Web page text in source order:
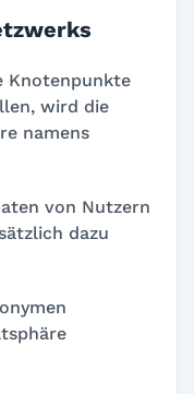
Knotenpunkte
wird die
namens
von Nutzern
dazu